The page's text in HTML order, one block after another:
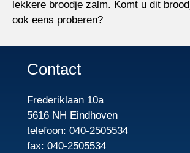
lekkere broodje zalm. Komt u dit
ook eens proberen?
Contact
Frederiklaan 10a
5616 NH Eindhoven
telefoon: 040-2505534
fax: 040-2505534